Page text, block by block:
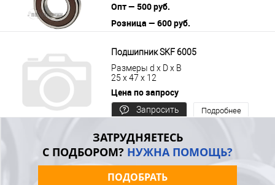
Опт — 500 руб.
Розница — 600 руб.
Подшипник SKF 6005
Размеры d x D x B
25 x 47 x 12
Цена по запросу
Запросить
Подробнее
ЗАТРУДНЯЕТЕСЬ
С ПОДБОРОМ? НУЖНА ПОМОЩЬ?
ПОДОБРАТЬ